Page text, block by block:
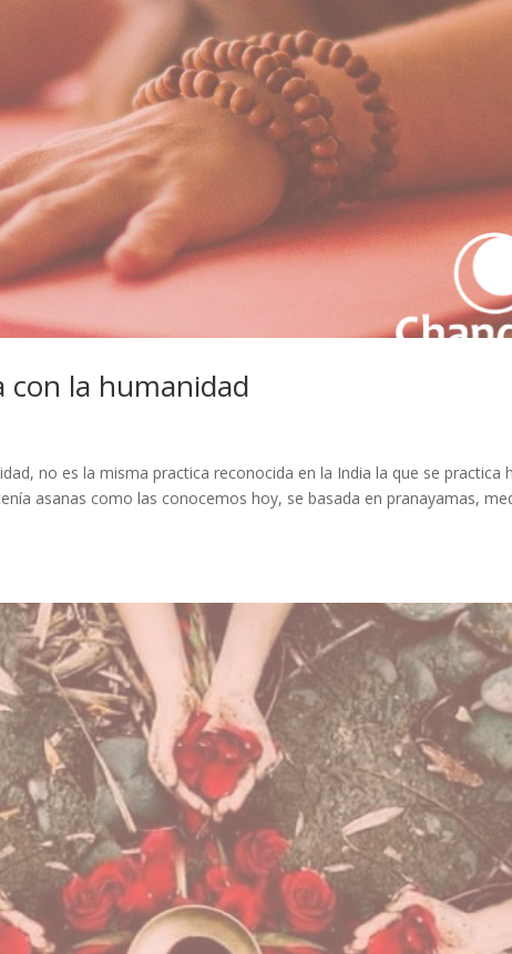
con la humanidad
no es la misma practica reconocida en la India la que se practica
asanas como las conocemos hoy, se basada en pranayamas,